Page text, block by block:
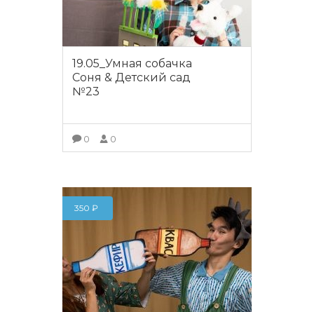
19.05_Умная собачка
Соня & Детский сад
№23
0 0
350 ₽